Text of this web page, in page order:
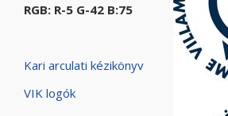
RGB: R-5 G-42 B:75
Kari arculati kézikönyv
VIK logók